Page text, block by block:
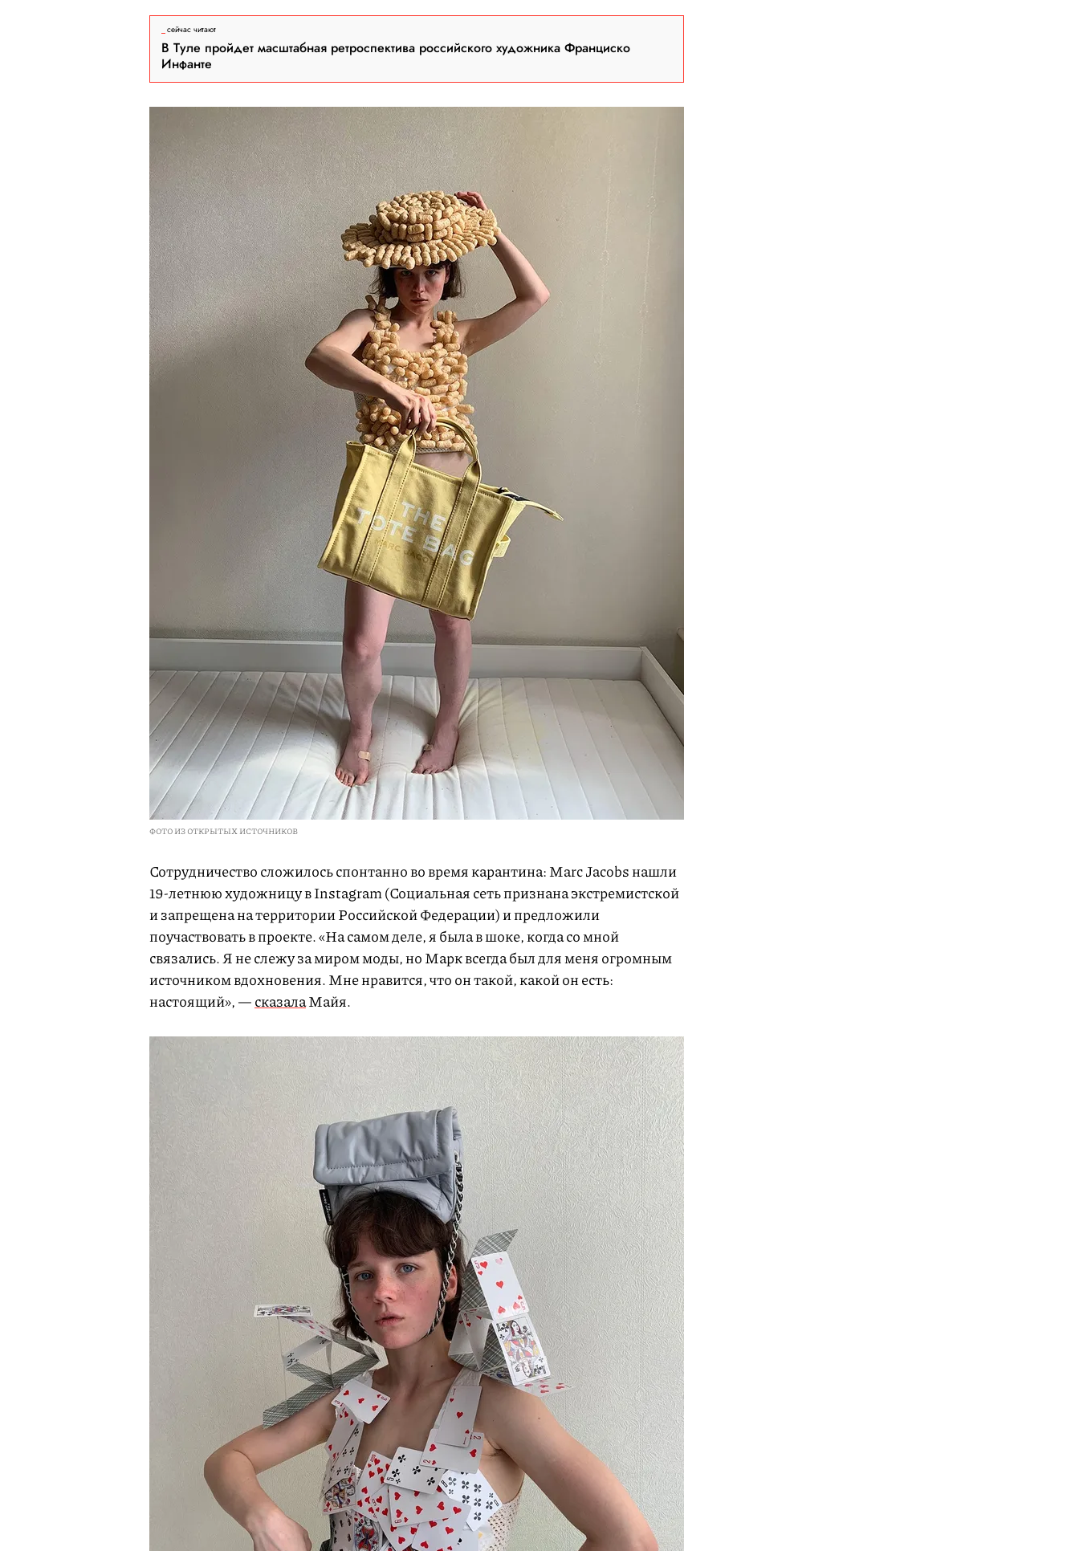
сейчас читают
В Туле пройдет масштабная ретроспектива российского художника Франциско
Инфанте
ФОТО ИЗ ОТКРЫТЫХ ИСТОЧНИКОВ
Сотрудничество сложилось спонтанно во время карантина: Marc Jacobs нашли
19-летнюю художницу в Instagram (Социальная сеть признана экстремистской
и запрещена на территории Российской Федерации) и предложили
поучаствовать в проекте. «На самом деле, я была в шоке, когда со мной
связались. Я не слежу за миром моды, но Марк всегда был для меня огромным
источником вдохновения. Мне нравится, что он такой, какой он есть:
настоящий», —сказалаМайя.